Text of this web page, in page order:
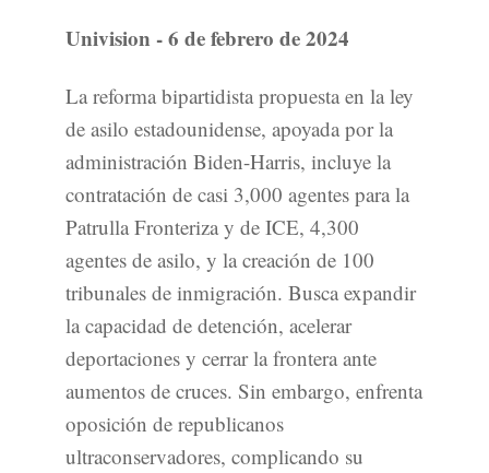
Univision - 6 de febrero de 2024
La reforma bipartidista propuesta en la ley
de asilo estadounidense, apoyada por la
administración Biden-Harris, incluye la
contratación de casi 3,000 agentes para la
Patrulla Fronteriza y de ICE, 4,300
agentes de asilo, y la creación de 100
tribunales de inmigración. Busca expandir
la capacidad de detención, acelerar
deportaciones y cerrar la frontera ante
aumentos de cruces. Sin embargo, enfrenta
oposición de republicanos
ultraconservadores, complicando su